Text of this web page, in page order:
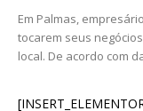
Em Palmas,
tocarem seus
local. De acordo com